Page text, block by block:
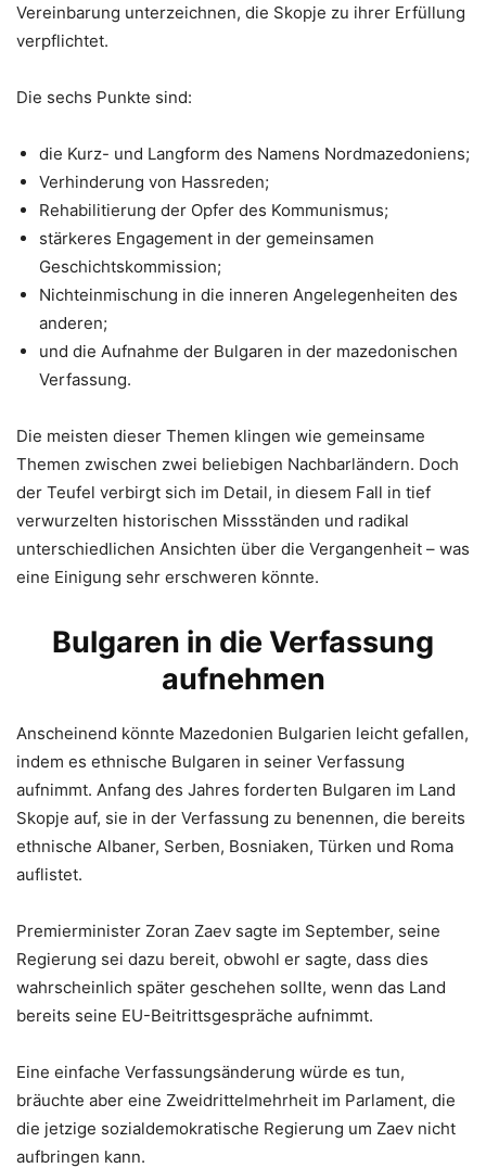
Vereinbarung unterzeichnen, die Skopje zu ihrer Erfüllung
verpflichtet.
Die sechs Punkte sind:
die Kurz- und Langform des Namens Nordmazedoniens;
Verhinderung von Hassreden;
Rehabilitierung der Opfer des Kommunismus;
stärkeres Engagement in der gemeinsamen
Geschichtskommission;
Nichteinmischung in die inneren Angelegenheiten des
anderen;
und die Aufnahme der Bulgaren in der mazedonischen
Verfassung.
Die meisten dieser Themen klingen wie gemeinsame
Themen zwischen zwei beliebigen Nachbarländern. Doch
der Teufel verbirgt sich im Detail, in diesem Fall in tief
verwurzelten historischen Missständen und radikal
unterschiedlichen Ansichten über die Vergangenheit – was
eine Einigung sehr erschweren könnte.
Bulgaren in die Verfassung
aufnehmen
Anscheinend könnte Mazedonien Bulgarien leicht gefallen,
indem es ethnische Bulgaren in seiner Verfassung
aufnimmt. Anfang des Jahres forderten Bulgaren im Land
Skopje auf, sie in der Verfassung zu benennen, die bereits
ethnische Albaner, Serben, Bosniaken, Türken und Roma
auflistet.
Premierminister Zoran Zaev sagte im September, seine
Regierung sei dazu bereit, obwohl er sagte, dass dies
wahrscheinlich später geschehen sollte, wenn das Land
bereits seine EU-Beitrittsgespräche aufnimmt.
Eine einfache Verfassungsänderung würde es tun,
bräuchte aber eine Zweidrittelmehrheit im Parlament, die
die jetzige sozialdemokratische Regierung um Zaev nicht
aufbringen kann.